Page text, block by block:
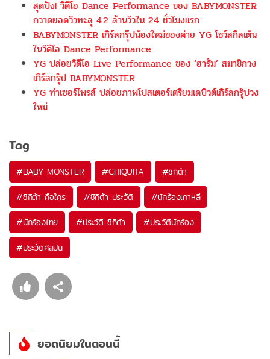
สุดปัง! วิดีโอ Dance Performance ของ BABYMONSTER
กวาดยอดวิวทะลุ 4.2 ล้านวิวใน 24 ชั่วโมงแรก
BABYMONSTER เกิร์ลกรุ๊ปน้องใหม่ของค่าย YG โชว์สกิลเต้น
ในวิดีโอ Dance Performance
YG ปล่อยวิดีโอ Live Performance ของ ‘ฮารัม’ สมาชิกวง
เกิร์ลกรุ๊ป BABYMONSTER
YG ทำเซอร์ไพรส์ ปล่อยภาพโปสเตอร์เตรียมเดบิวต์เกิร์ลกรุ๊ปวง
ใหม่
Tag
#BABY MONSTER #CHIQUITA #ชิกิต้า
#ชิกิต้า คือใคร #ชิกิต้า ประวัติ #นักร้องเกาหลี
#นักร้องไทย #ประวัติ ชิกิต้า #ประวัตินักร้อง
#ประวัติศิลปิน
ยอดนิยมในตอนนี้